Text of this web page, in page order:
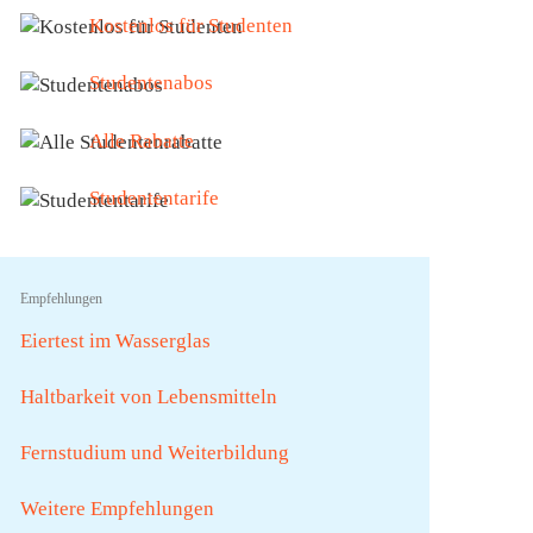
Kostenlos für Studenten
Studentenabos
Alle Rabatte
Studententarife
Empfehlungen
Eiertest im Wasserglas
Haltbarkeit von Lebensmitteln
Fernstudium und Weiterbildung
Weitere Empfehlungen